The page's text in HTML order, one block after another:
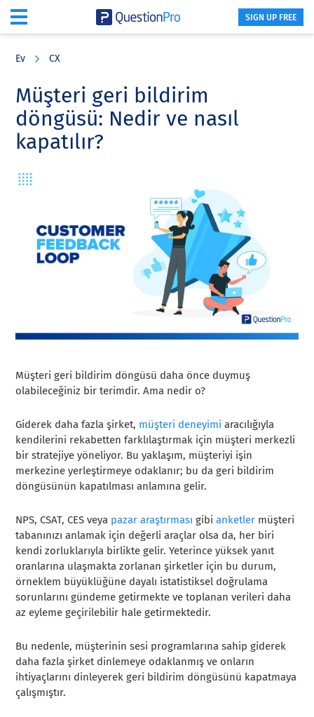
content
sidebar
SIGN UP FREE
Ev CX
Müşteri geri bildirim
döngüsü: Nedir ve nasıl
kapatılır?
Müşteri geri bildirim döngüsü daha önce duymuş
olabileceğiniz bir terimdir. Ama nedir o?
Giderek daha fazla şirket, müşteri deneyimi aracılığıyla
kendilerini rekabetten farklılaştırmak için müşteri merkezli
bir stratejiye yöneliyor. Bu yaklaşım, müşteriyi işin
merkezine yerleştirmeye odaklanır; bu da geri bildirim
döngüsünün kapatılması anlamına gelir.
NPS, CSAT, CES veya pazar araştırması gibianketler müşteri
tabanınızı anlamak için değerli araçlar olsa da, her biri
kendi zorluklarıyla birlikte gelir. Yeterince yüksek yanıt
oranlarına ulaşmakta zorlanan şirketler için bu durum,
örneklem büyüklüğüne dayalı istatistiksel doğrulama
sorunlarını gündeme getirmekte ve toplanan verileri daha
az eyleme geçirilebilir hale getirmektedir.
Bu nedenle, müşterinin sesi programlarına sahip giderek
daha fazla şirket dinlemeye odaklanmış ve onların
ihtiyaçlarını dinleyerek geri bildirim döngüsünü kapatmaya
çalışmıştır.